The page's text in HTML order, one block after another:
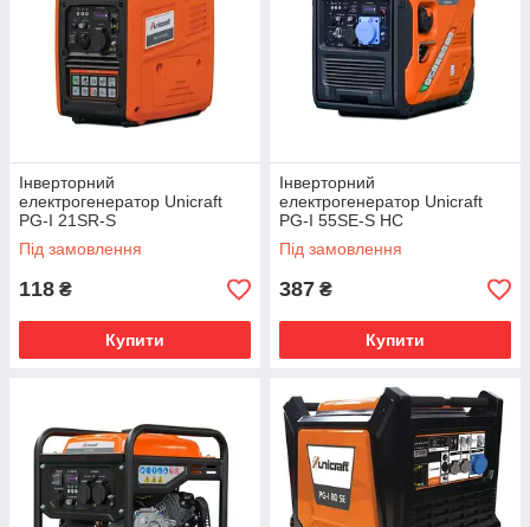
Інверторний
електрогенератор Unicraft
PG-I 21SR-S
Під замовлення
118 ₴
Купити
Інверторний
електрогенератор Unicraft
PG-I 55SE-S HC
Під замовлення
387 ₴
Купити